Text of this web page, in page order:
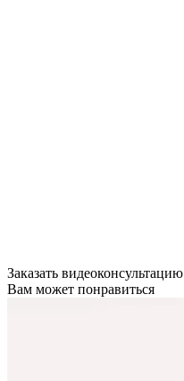
Заказать видеоконсультацию
Вам может понравиться